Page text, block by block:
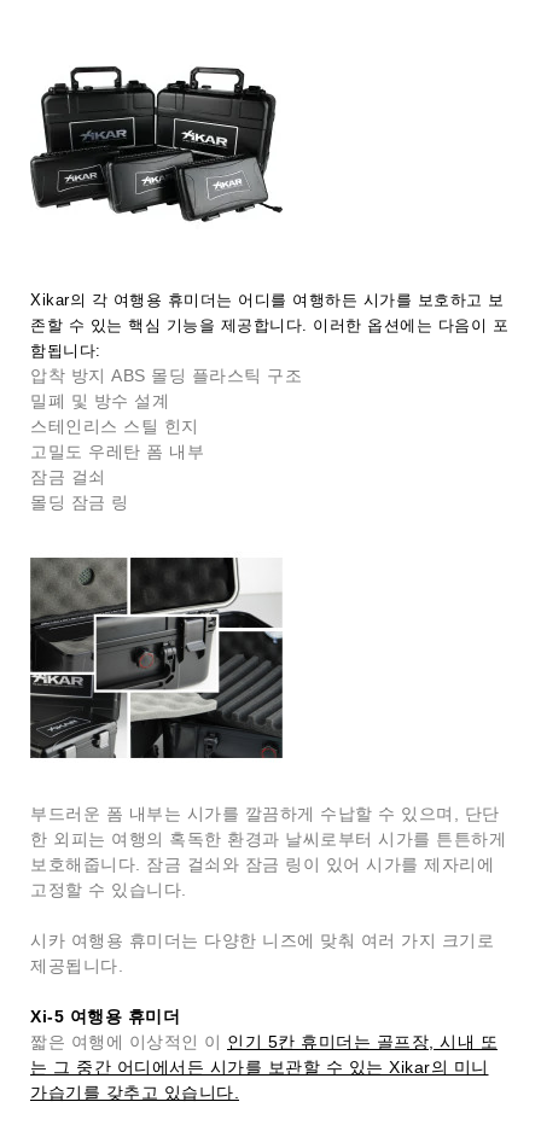
Xikar의 각 여행용 휴미더는 어디를 여행하든 시가를 보호하고 보
존할 수 있는 핵심 기능을 제공합니다. 이러한 옵션에는 다음이 포
함됩니다:
압착 방지 ABS 몰딩 플라스틱 구조
밀폐 및 방수 설계
스테인리스 스틸 힌지
고밀도 우레탄 폼 내부
잠금 걸쇠
몰딩 잠금 링
부드러운 폼 내부는 시가를 깔끔하게 수납할 수 있으며, 단단
한 외피는 여행의 혹독한 환경과 날씨로부터 시가를 튼튼하게
보호해줍니다. 잠금 걸쇠와 잠금 링이 있어 시가를 제자리에
고정할 수 있습니다.
시카 여행용 휴미더는 다양한 니즈에 맞춰 여러 가지 크기로
제공됩니다.
Xi-5 여행용 휴미더
짧은 여행에 이상적인 이 인기 5칸 휴미더는 골프장, 시내 또
는 그 중간 어디에서든 시가를 보관할 수 있는 Xikar의 미니
가습기를 갖추고 있습니다.